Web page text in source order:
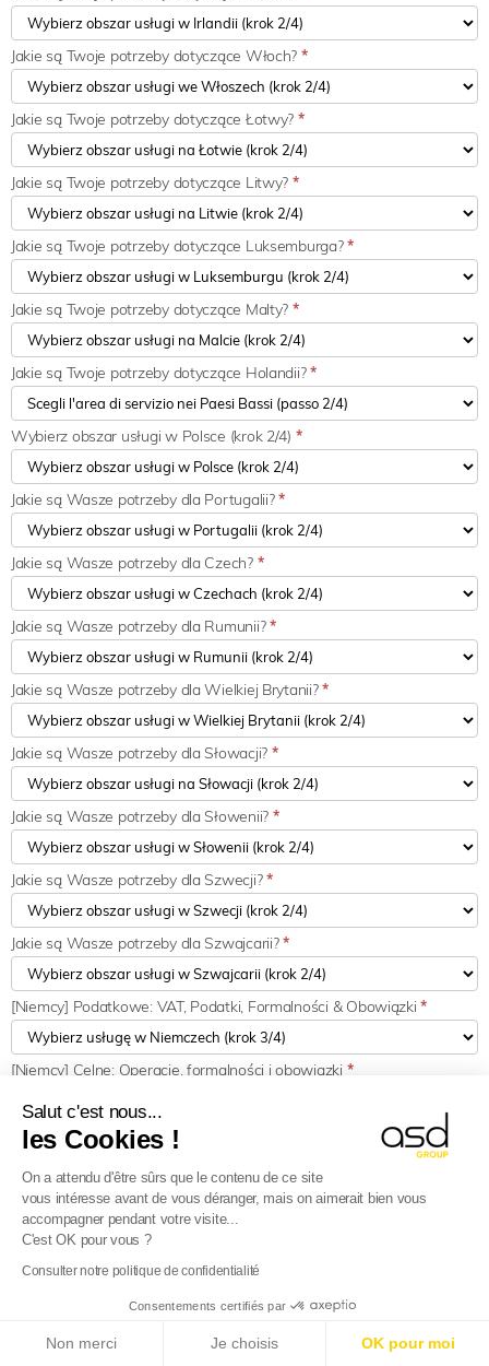
Salut c'est nous...
les Cookies !
On a attendu d'être sûrs que le contenu de ce site
vous intéresse avant de vous déranger, mais on aimerait bien vous
accompagner pendant votre visite...
C'est OK pour vous ?
Consulter notre politique de confidentialité
Consentements certifiés par
Non merci Je choisis OK pour moi
Jakie są Twoje potrzeby dotyczące Włoch? *
Jakie są Twoje potrzeby dotyczące Łotwy? *
Jakie są Twoje potrzeby dotyczące Litwy? *
Jakie są Twoje potrzeby dotyczące Luksemburga?*
Jakie są Twoje potrzeby dotyczące Malty? *
Jakie są Twoje potrzeby dotyczące Holandii?*
Wybierz obszar usługi w Polsce (krok 2/4) *
Jakie są Wasze potrzeby dla Portugalii?*
Jakie są Wasze potrzeby dla Czech? *
Jakie są Wasze potrzeby dla Rumunii?*
Jakie są Wasze potrzeby dla Wielkiej Brytanii?*
Jakie są Wasze potrzeby dla Słowacji? *
Jakie są Wasze potrzeby dla Słowenii? *
Jakie są Wasze potrzeby dla Szwecji?*
Jakie są Wasze potrzeby dla Szwajcarii?*
[Niemcy] Podatkowe: VAT, Podatki, Formalności & Obowiązki*
[Niemcy] Celne: Operacje, formalności i obowiązki *
[Niemcy] Strategia: Rozwój przedsiębiorstw
[Austria] Podatkowe: VAT, Podatki, Formalności & Obowiązki*
[Austria] Cło: Operacje, formalności i obowiązki
firmy, przygotujcie się!
Dowiedz się więcej